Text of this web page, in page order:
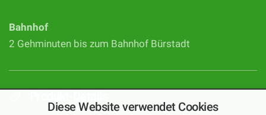
Bahnhof
2 Gehminuten bis zum Bahnhof Bürstadt
Diese Website verwendet Cookies